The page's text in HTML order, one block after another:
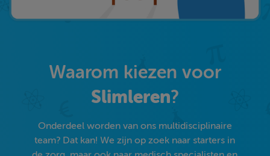
Waarom kiezen voor
Slimleren?
Onderdeel worden van ons multidisciplinaire
team? Dat kan! We zijn op zoek naar starters in